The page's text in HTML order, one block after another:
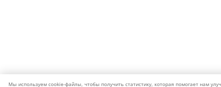
Мы используем cookie-файлы, чтобы получить статистику, которая помогает нам